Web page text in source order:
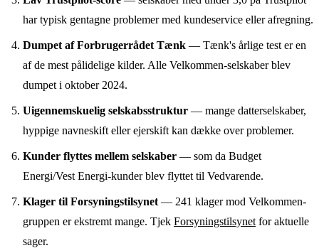
har typisk gentagne problemer med kundeservice eller afregning.
Dumpet af Forbrugerrådet Tænk — Tænk's årlige test er en
af de mest pålidelige kilder. Alle Velkommen-selskaber blev
dumpet i oktober 2024.
Uigennemskuelig selskabsstruktur — mange datterselskaber,
hyppige navneskift eller ejerskift kan dække over problemer.
Kunder flyttes mellem selskaber — som da Budget
Energi/Vest Energi-kunder blev flyttet til Vedvarende.
Klager til Forsyningstilsynet — 241 klager mod Velkommen-
gruppen er ekstremt mange. Tjek Forsyningstilsynet for aktuelle
sager.